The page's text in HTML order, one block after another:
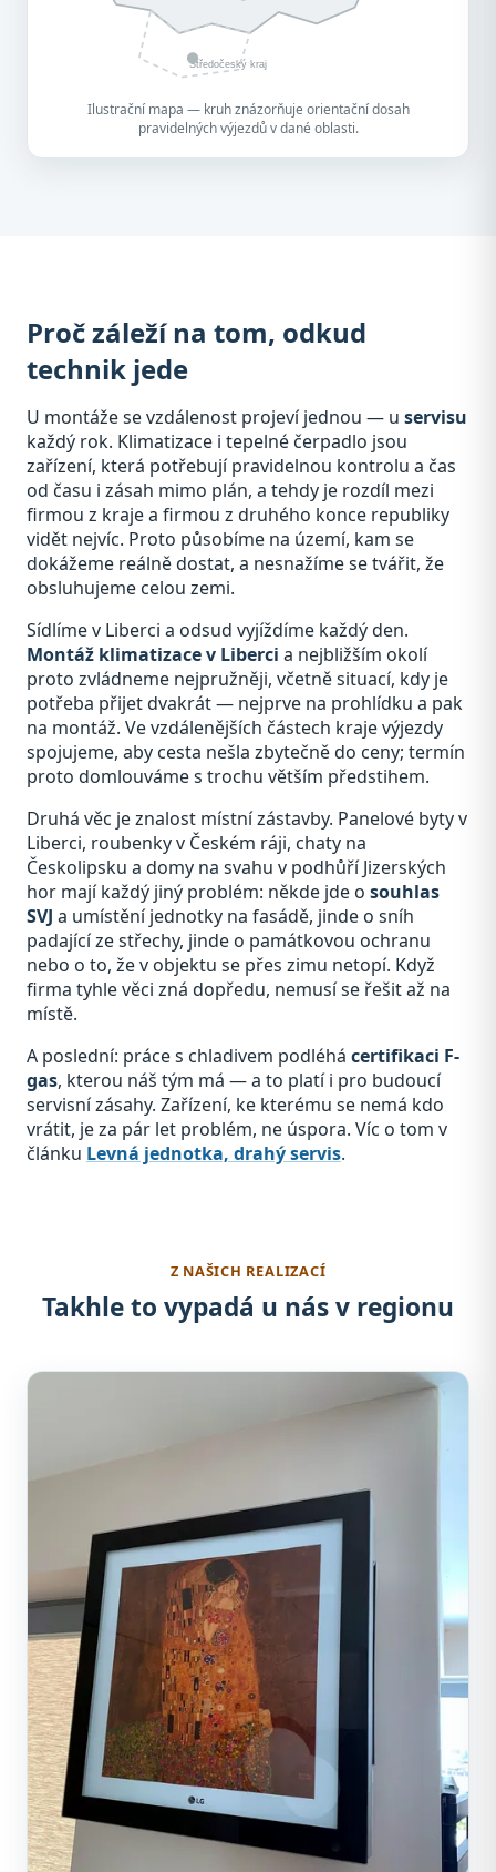
Středočeský kraj
Ilustrační mapa — kruh znázorňuje orientační dosah
pravidelných výjezdů v dané oblasti.
Proč záleží na tom, odkud
technik jede
U montáže se vzdálenost projeví jednou — u servisu
každý rok. Klimatizace i tepelné čerpadlo jsou
zařízení, která potřebují pravidelnou kontrolu a čas
od času i zásah mimo plán, a tehdy je rozdíl mezi
firmou z kraje a firmou z druhého konce republiky
vidět nejvíc. Proto působíme na území, kam se
dokážeme reálně dostat, a nesnažíme se tvářit, že
obsluhujeme celou zemi.
Sídlíme v Liberci a odsud vyjíždíme každý den.
Montáž klimatizace v Liberci a nejbližším okolí
proto zvládneme nejpružněji, včetně situací, kdy je
potřeba přijet dvakrát — nejprve na prohlídku a pak
na montáž. Ve vzdálenějších částech kraje výjezdy
spojujeme, aby cesta nešla zbytečně do ceny; termín
proto domlouváme s trochu větším předstihem.
Druhá věc je znalost místní zástavby. Panelové byty v
Liberci, roubenky v Českém ráji, chaty na
Českolipsku a domy na svahu v podhůří Jizerských
hor mají každý jiný problém: někde jde o souhlas
SVJ a umístění jednotky na fasádě, jinde o sníh
padající ze střechy, jinde o památkovou ochranu
nebo o to, že v objektu se přes zimu netopí. Když
firma tyhle věci zná dopředu, nemusí se řešit až na
místě.
A poslední: práce s chladivem podléhá certifikaci F-
gas, kterou náš tým má — a to platí i pro budoucí
servisní zásahy. Zařízení, ke kterému se nemá kdo
vrátit, je za pár let problém, ne úspora. Víc o tom v
článku Levná jednotka, drahý servis.
Z NAŠICH REALIZACÍ
Takhle to vypadá u nás v regionu